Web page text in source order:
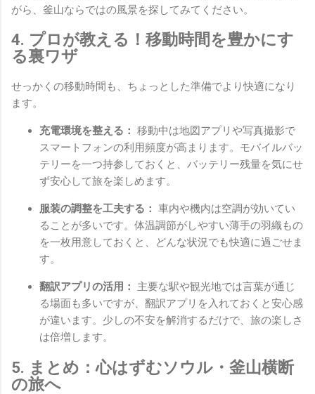
がら、釜山ならではの風景を探してみてください。
4. プロが教える！移動時間を豊かにす
る裏ワザ
せっかくの移動時間も、ちょっとした準備でより快適になり
ます。
充電環境を整える： 移動中は地図アプリや写真撮影で
スマートフォンの利用頻度が高まります。モバイルバッ
テリーを一つ持参しておくと、バッテリー残量を気にせ
ず安心して旅を楽しめます。
服装の調整を工夫する： 車内や機内は空調が効いてい
ることが多いです。体温調節がしやすい薄手の羽織もの
を一枚用意しておくと、どんな状況でも快適に過ごせま
す。
翻訳アプリの活用：
主要な駅や観光地では言葉が通じ
る場面も多いですが、翻訳アプリを入れておくと安心感
が違います。少しの不安を解消するだけで、旅の楽しさ
は倍増します。
5. まとめ：心はずむソウル・釜山横断
の旅へ